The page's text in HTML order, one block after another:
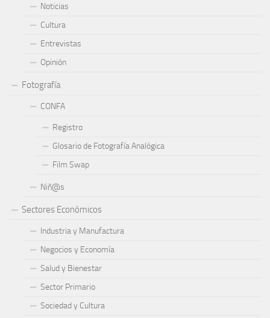
Noticias
Cultura
Entrevistas
Opinión
Fotografía
CONFA
Registro
Glosario de Fotografía Analógica
Film Swap
Niñ@s
Sectores Económicos
Industria y Manufactura
Negocios y Economía
Salud y Bienestar
Sector Primario
Sociedad y Cultura